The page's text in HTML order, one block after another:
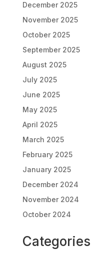
December 2025
November 2025
October 2025
September 2025
August 2025
July 2025
June 2025
May 2025
April 2025
March 2025
February 2025
January 2025
December 2024
November 2024
October 2024
Categories